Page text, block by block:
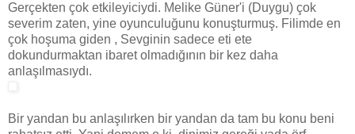
Gerçekten çok etkileyiciydi. Melike Güner'i (Duygu) çok
severim zaten, yine oyunculuğunu konuşturmuş. Filimde en
çok hoşuma giden , Sevginin sadece eti ete
dokundurmaktan ibaret olmadığının bir kez daha
anlaşılmasıydı.
Bir yandan bu anlaşılırken bir yandan da tam bu konu beni